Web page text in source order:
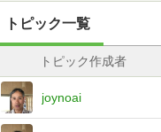
トピック一覧
トピック作成者
joynoai